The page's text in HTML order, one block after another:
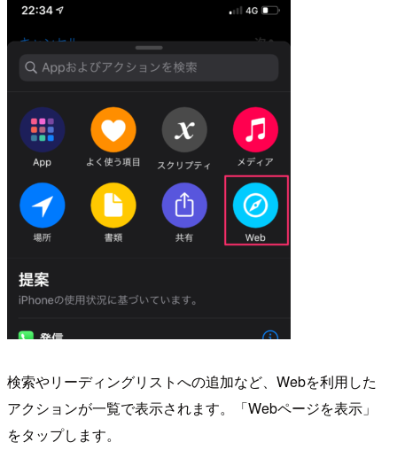
検索やリーディングリストへの追加など、Webを利用した
アクションが一覧で表示されます。「Webページを表示」
をタップします。